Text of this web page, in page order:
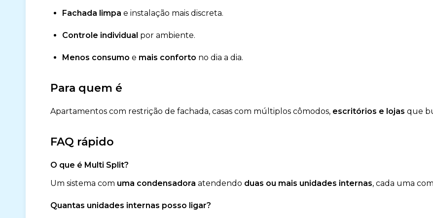
Fachada limpa e instalação mais discreta.
Controle individual por ambiente.
Menos consumo e mais conforto no dia a dia.
Para quem é
Apartamentos com restrição de fachada, casas com múltiplos cômodos, escritórios e lojas que
FAQ rápido
O que é Multi Split?
Um sistema com uma condensadora atendendo duas ou mais unidades internas, cada uma
Quantas unidades internas posso ligar?